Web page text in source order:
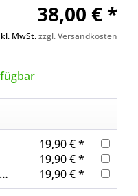
38,00 € *
MwSt.zzgl. Versandkosten
19,90 € *
19,90 € *
Dossier Künstliche Intelligenz
19,90 € *